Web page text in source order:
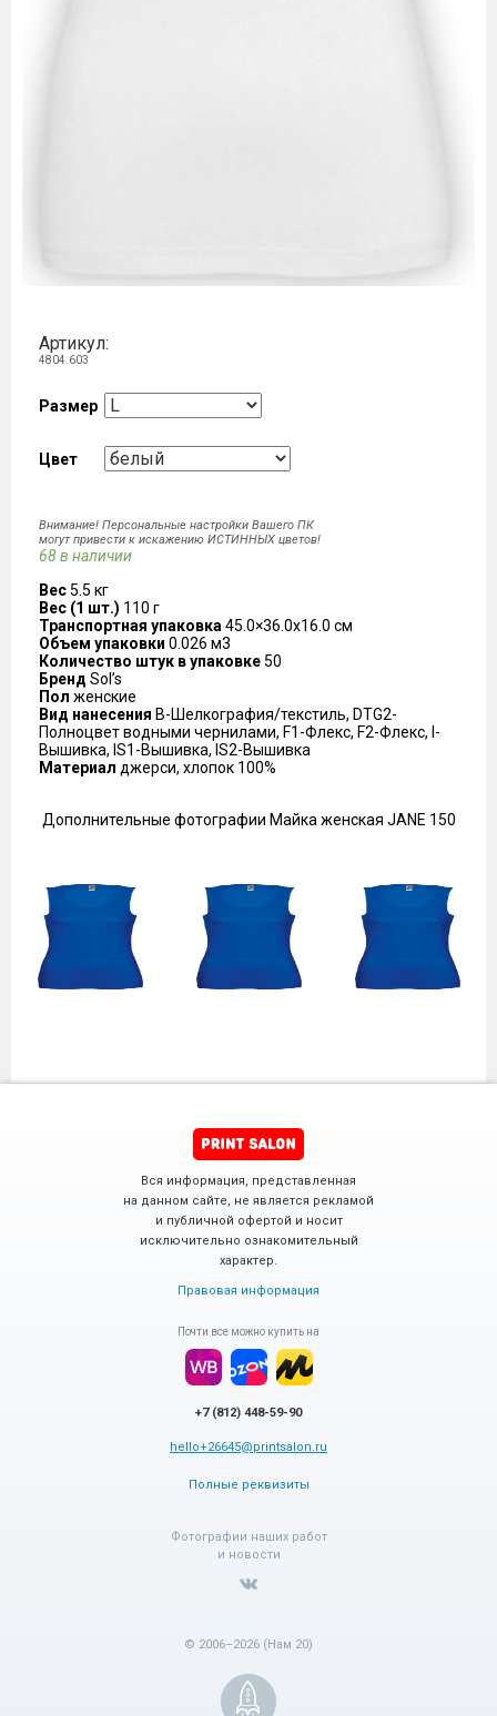
Артикул:
4804.603
Размер
Цвет
Внимание! Персональные настройки Вашего ПК
могут привести к искажению ИСТИННЫХ цветов!
68 в наличии
Вес5.5 кг
Вес (1 шт.) 110 г
Транспортная упаковка 45.0×36.0x16.0 см
Объем упаковки 0.026 м3
Количество штук в упаковке50
Бренд Sol’s
Пол женские
Вид нанесения B-Шелкография/текстиль, DTG2-
Полноцвет водными чернилами, F1-Флекс, F2-Флекс, I-
Вышивка, IS1-Вышивка, IS2-Вышивка
Материал джерси, хлопок 100%
Дополнительные фотографии Майка женская JANE 150
Вся информация, представленная
на данном сайте, не является рекламой
и публичной офертой и носит
исключительно ознакомительный
характер.
Правовая информация
Почти все можно купить на
+7 (812) 448-59-90
hello+26645@printsalon.ru
Полные реквизиты
Фотографии наших работ
и новости
© 2006–2026 (Нам 20)